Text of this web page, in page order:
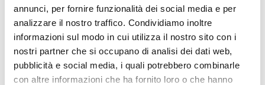
annunci, per fornire funzionalità dei social media e per
analizzare il nostro traffico. Condividiamo inoltre
informazioni sul modo in cui utilizza il nostro sito con i
nostri partner che si occupano di analisi dei dati web,
pubblicità e social media, i quali potrebbero combinarle
con altre informazioni che ha fornito loro o che hanno
CONTENITORE JUTA XL / ECO
EQUO